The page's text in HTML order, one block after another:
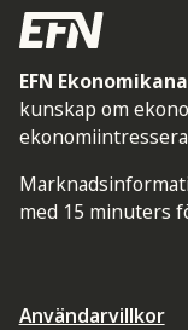
EFN
kunskap om
med 15 minuters
Användarvillkor